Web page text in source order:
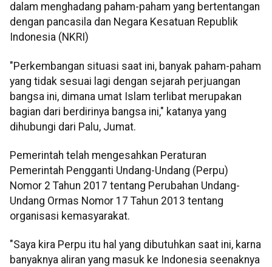
dalam menghadang paham-paham yang bertentangan
dengan pancasila dan Negara Kesatuan Republik
Indonesia (NKRI)
"Perkembangan situasi saat ini, banyak paham-paham
yang tidak sesuai lagi dengan sejarah perjuangan
bangsa ini, dimana umat Islam terlibat merupakan
bagian dari berdirinya bangsa ini," katanya yang
dihubungi dari Palu, Jumat.
Pemerintah telah mengesahkan Peraturan
Pemerintah Pengganti Undang-Undang (Perpu)
Nomor 2 Tahun 2017 tentang Perubahan Undang-
Undang Ormas Nomor 17 Tahun 2013 tentang
organisasi kemasyarakat.
"Saya kira Perpu itu hal yang dibutuhkan saat ini, karna
banyaknya aliran yang masuk ke Indonesia seenaknya